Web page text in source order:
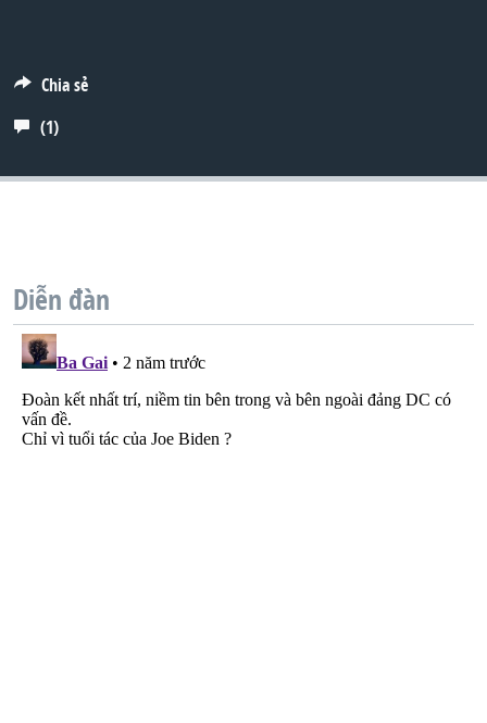
Chia sẻ
(1)
Diễn đàn